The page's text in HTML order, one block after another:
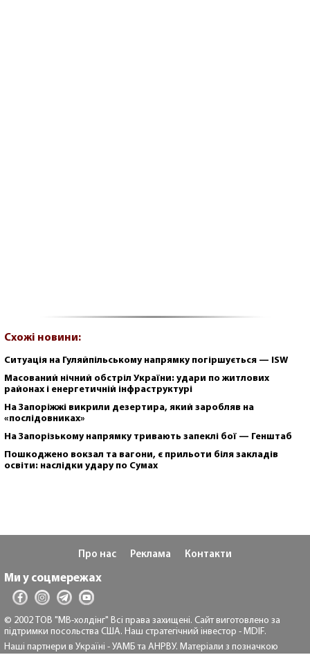
Схожі новини:
Ситуація на Гуляйпільському напрямку погіршується — ISW
Масований нічний обстріл України: удари по житлових
районах і енергетичній інфраструктурі
На Запоріжжі викрили дезертира, який заробляв на
«послідовниках»
На Запорізькому напрямку тривають запеклі бої — Генштаб
Пошкоджено вокзал та вагони, є прильоти біля закладів
освіти: наслідки удару по Сумах
Про нас Реклама Контакти
Ми у соцмережах
© 2002 ТОВ "МВ-холдінг" Всі права захищені. Сайт виготовлено за
підтримки посольства США. Наш стратегічний інвестор - MDIF.
Наші партнери в Україні - УАМБ та АНРВУ. Матеріали з позначкою